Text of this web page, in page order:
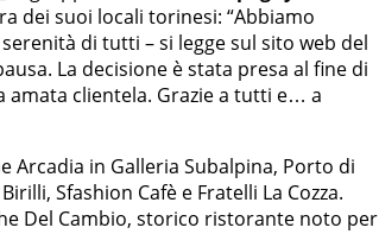
dei suoi locali torinesi: “Abbiamo
di tutti – si legge sul sito web del
La decisione è stata presa al fine di
clientela. Grazie a tutti e… a
Arcadia in Galleria Subalpina, Porto di
Sfashion Cafè e Fratelli La Cozza.
Del Cambio, storico ristorante noto per